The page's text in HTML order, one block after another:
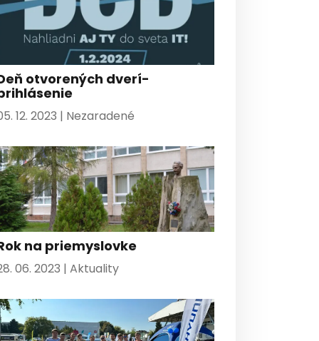
otvorených dverí-
12. 2023 | Nezaradené
na priemyslovke
06. 2023 | Aktuality